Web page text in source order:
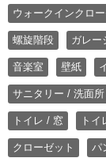
ウォークインクロー
螺旋階段 ガレー
音楽室 壁紙
サニタリー / 洗面所
トイレ / 窓 トイ
クローゼット パ